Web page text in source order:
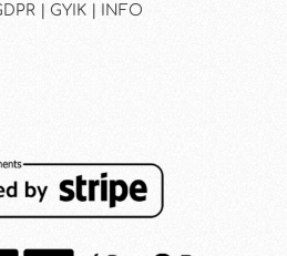
| GYIK | INFO